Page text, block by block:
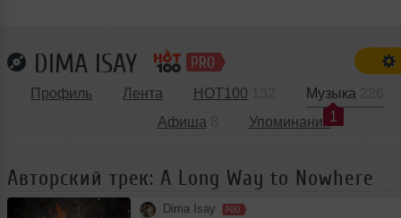
DIMA ISAY
Профиль Лента HOT100
Музыка
1
Афиша
Упоминания
Авторский трек: A Long Way to Nowhere
Dima Isay